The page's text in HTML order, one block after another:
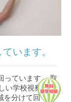
います。
っています。 取
い学校視察など
を分けて回っ